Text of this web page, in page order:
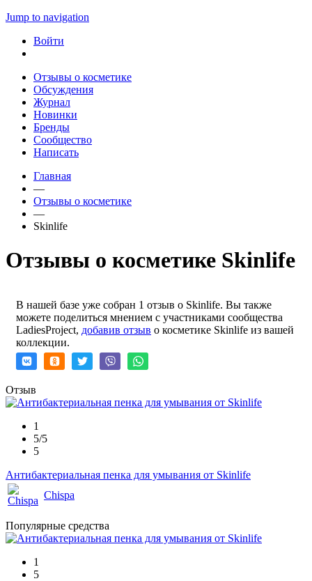
Jump to navigation
Войти
Отзывы о косметике
Обсуждения
Журнал
Новинки
Бренды
Сообщество
Написать
Главная
—
Отзывы о косметике
—
Skinlife
Отзывы о косметике Skinlife
В нашей базе уже собран 1 отзыв о Skinlife. Вы также
можете поделиться мнением с участниками сообщества
LadiesProject, добавив отзыв о косметике Skinlife из вашей
коллекции.
Отзыв
1
5/5
5
Антибактериальная пенка для умывания от Skinlife
Chispa
Популярные средства
1
5